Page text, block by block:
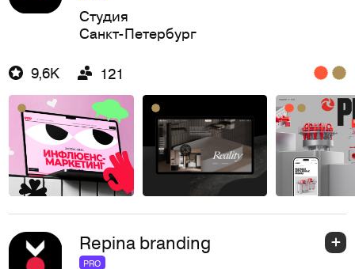
Студия
Санкт-Петербург
9,6K 121
Repina branding
PRO